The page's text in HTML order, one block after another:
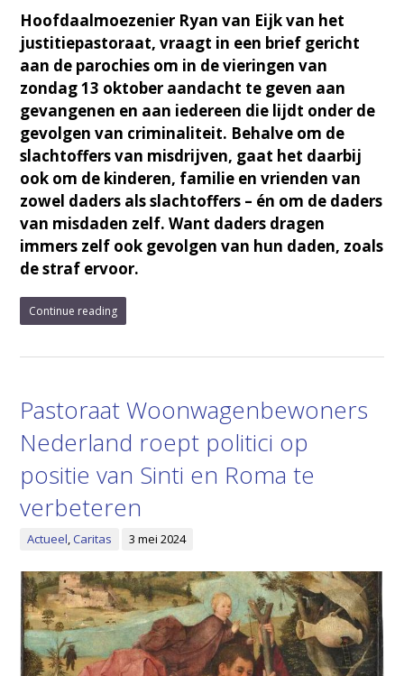
Hoofdaalmoezenier Ryan van Eijk van het
justitiepastoraat, vraagt in een brief gericht
aan de parochies om in de vieringen van
zondag 13 oktober aandacht te geven aan
gevangenen en aan iedereen die lijdt onder de
gevolgen van criminaliteit. Behalve om de
slachtoffers van misdrijven, gaat het daarbij
ook om de kinderen, familie en vrienden van
zowel daders als slachtoffers – én om de daders
van misdaden zelf. Want daders dragen
immers zelf ook gevolgen van hun daden, zoals
de straf ervoor.
Continue reading
Pastoraat Woonwagenbewoners
Nederland roept politici op
positie van Sinti en Roma te
verbeteren
Actueel,Caritas 3 mei 2024